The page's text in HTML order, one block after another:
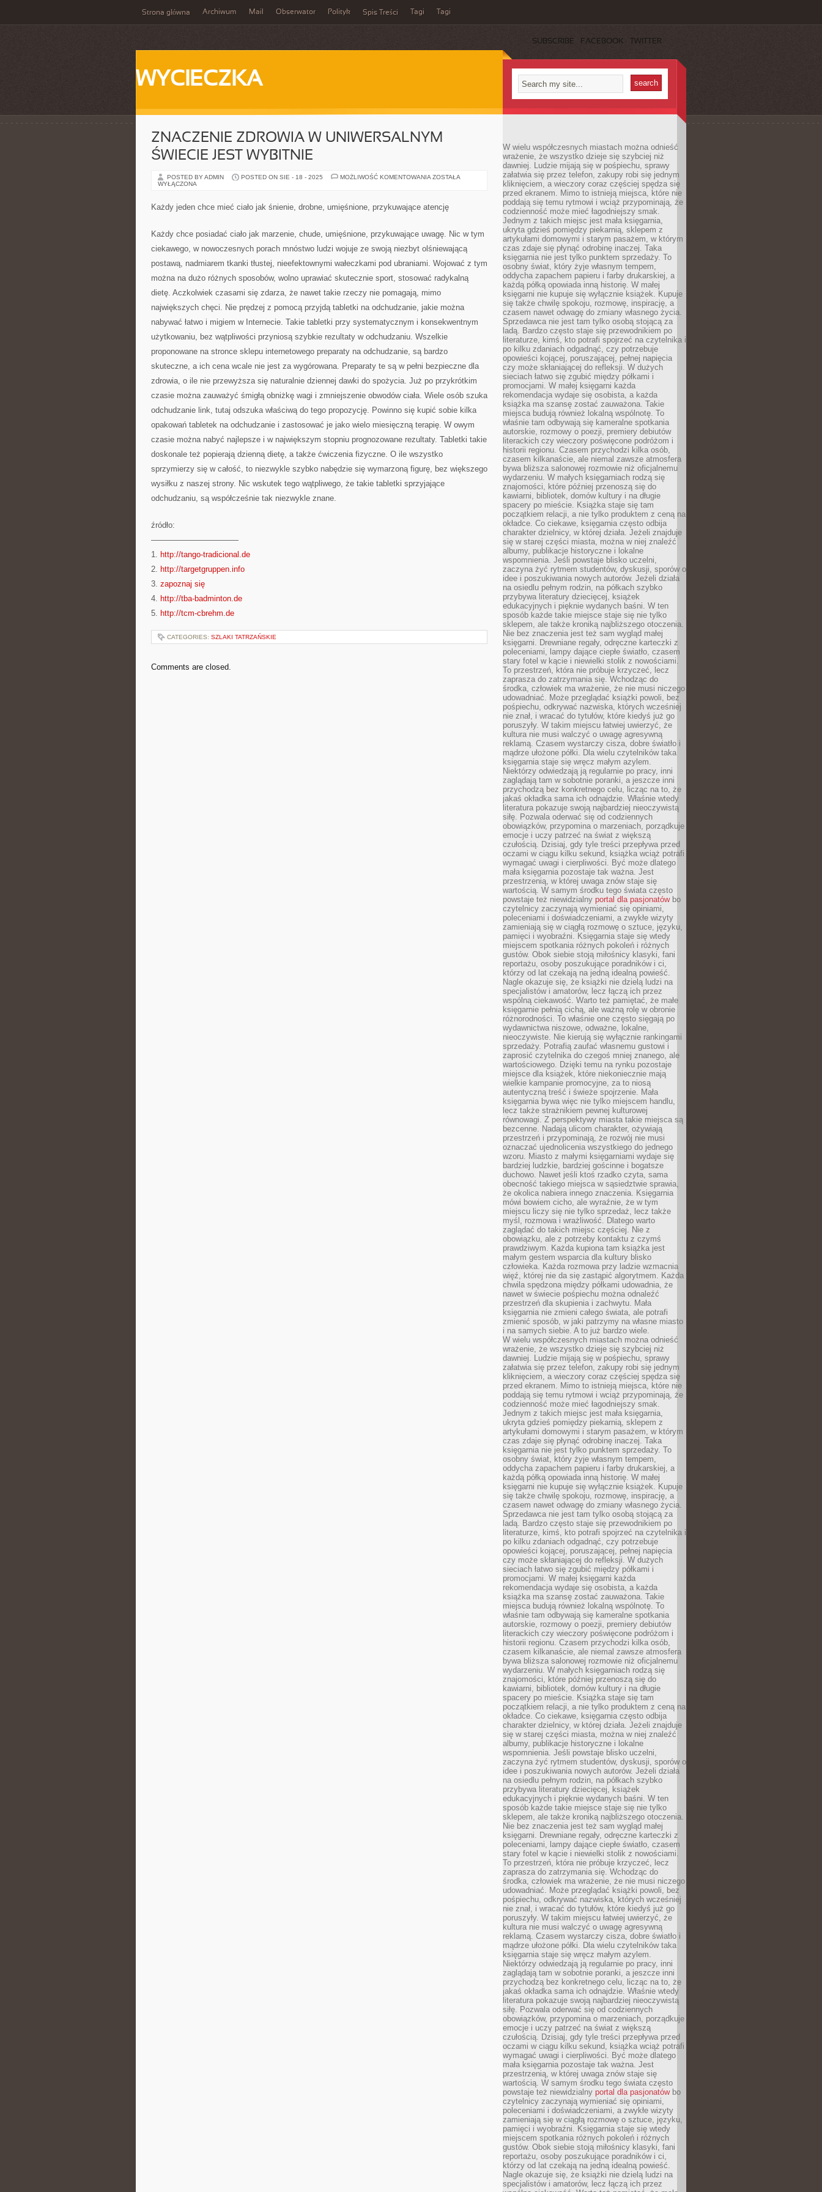
Strona główna Archiwum Mail Obserwator Polityk Spis Treści Tagi Tagi
SUBSCRIBE FACEBOOK TWITTER
WYCIECZKA
ZNACZENIE ZDROWIA W UNIWERSALNYM
ŚWIECIE JEST WYBITNIE
POSTED BY ADMIN POSTED ON SIE - 18 - 2025 MOŻLIWOŚĆ KOMENTOWANIA ZNACZENIE
ŚWIECIE
JEST
ZOSTAŁA
WYŁĄCZONA
Każdy jeden chce mieć ciało jak śnienie, drobne, umięśnione, przykuwające atencję
Każdy chce posiadać ciało jak marzenie, chude, umięśnione, przykuwające uwagę. Nic w tym
ciekawego, w nowoczesnych porach mnóstwo ludzi wojuje ze swoją niezbyt olśniewającą
postawą, nadmiarem tkanki tłustej, nieefektownymi wałeczkami pod ubraniami. Wojować z tym
można na dużo różnych sposobów, wolno uprawiać skutecznie sport, stosować radykalną
dietę. Aczkolwiek czasami się zdarza, że nawet takie rzeczy nie pomagają, mimo
największych chęci. Nie prędzej z pomocą przyjdą tabletki na odchudzanie, jakie można
nabywać łatwo i migiem w Internecie. Takie tabletki przy systematycznym i konsekwentnym
użytkowaniu, bez wątpliwości przyniosą szybkie rezultaty w odchudzaniu. Wszelkie
proponowane na stronce sklepu internetowego preparaty na odchudzanie, są bardzo
skuteczne, a ich cena wcale nie jest za wygórowana. Preparaty te są w pełni bezpieczne dla
zdrowia, o ile nie przewyższa się naturalnie dziennej dawki do spożycia. Już po przykrótkim
czasie można zauważyć śmigłą obniżkę wagi i zmniejszenie obwodów ciała. Wiele osób szuka
odchudzanie link, tutaj odszuka właściwą do tego propozycję. Powinno się kupić sobie kilka
opakowań tabletek na odchudzanie i zastosować je jako wielo miesięczną terapię. W owym
czasie można nabyć najlepsze i w największym stopniu prognozowane rezultaty. Tabletki takie
doskonale też popierają dzienną dietę, a także ćwiczenia fizyczne. O ile wszystko
sprzymierzy się w całość, to niezwykle szybko nabędzie się wymarzoną figurę, bez większego
wysiłku z naszej strony. Nic wskutek tego wątpliwego, że takie tabletki sprzyjające
odchudzaniu, są współcześnie tak niezwykle znane.
źródło:
———————————
1. http://tango-tradicional.de
2. http://targetgruppen.info
3. zapoznaj się
4. http://tba-badminton.de
5. http://tcm-cbrehm.de
CATEGORIES: SZLAKI TATRZAŃSKIE
Comments are closed.
W wielu współczesnych miastach można odnieść
wrażenie, że wszystko dzieje się szybciej niż
dawniej. Ludzie mijają się w pośpiechu, sprawy
załatwia się przez telefon, zakupy robi się jednym
kliknięciem, a wieczory coraz częściej spędza się
przed ekranem. Mimo to istnieją miejsca, które nie
poddają się temu rytmowi i wciąż przypominają, że
codzienność może mieć łagodniejszy smak.
Jednym z takich miejsc jest mała księgarnia,
ukryta gdzieś pomiędzy piekarnią, sklepem z
artykułami domowymi i starym pasażem, w którym
czas zdaje się płynąć odrobinę inaczej. Taka
księgarnia nie jest tylko punktem sprzedaży. To
osobny świat, który żyje własnym tempem,
oddycha zapachem papieru i farby drukarskiej, a
każdą półką opowiada inną historię. W małej
księgarni nie kupuje się wyłącznie książek. Kupuje
się także chwilę spokoju, rozmowę, inspirację, a
czasem nawet odwagę do zmiany własnego życia.
Sprzedawca nie jest tam tylko osobą stojącą za
ladą. Bardzo często staje się przewodnikiem po
literaturze, kimś, kto potrafi spojrzeć na czytelnika i
po kilku zdaniach odgadnąć, czy potrzebuje
opowieści kojącej, poruszającej, pełnej napięcia
czy może skłaniającej do refleksji. W dużych
sieciach łatwo się zgubić między półkami i
promocjami. W małej księgarni każda
rekomendacja wydaje się osobista, a każda
książka ma szansę zostać zauważona. Takie
miejsca budują również lokalną wspólnotę. To
właśnie tam odbywają się kameralne spotkania
autorskie, rozmowy o poezji, premiery debiutów
literackich czy wieczory poświęcone podróżom i
historii regionu. Czasem przychodzi kilka osób,
czasem kilkanaście, ale niemal zawsze atmosfera
bywa bliższa salonowej rozmowie niż oficjalnemu
wydarzeniu. W małych księgarniach rodzą się
znajomości, które później przenoszą się do
kawiarni, bibliotek, domów kultury i na długie
spacery po mieście. Książka staje się tam
początkiem relacji, a nie tylko produktem z ceną na
okładce. Co ciekawe, księgarnia często odbija
charakter dzielnicy, w której działa. Jeżeli znajduje
się w starej części miasta, można w niej znaleźć
albumy, publikacje historyczne i lokalne
wspomnienia. Jeśli powstaje blisko uczelni,
zaczyna żyć rytmem studentów, dyskusji, sporów o
idee i poszukiwania nowych autorów. Jeżeli działa
na osiedlu pełnym rodzin, na półkach szybko
przybywa literatury dziecięcej, książek
edukacyjnych i pięknie wydanych baśni. W ten
sposób każde takie miejsce staje się nie tylko
sklepem, ale także kroniką najbliższego otoczenia.
Nie bez znaczenia jest też sam wygląd małej
księgarni. Drewniane regały, odręczne karteczki z
poleceniami, lampy dające ciepłe światło, czasem
stary fotel w kącie i niewielki stolik z nowościami.
To przestrzeń, która nie próbuje krzyczeć, lecz
zaprasza do zatrzymania się. Wchodząc do
środka, człowiek ma wrażenie, że nie musi niczego
udowadniać. Może przeglądać książki powoli, bez
pośpiechu, odkrywać nazwiska, których wcześniej
nie znał, i wracać do tytułów, które kiedyś już go
poruszyły. W takim miejscu łatwiej uwierzyć, że
kultura nie musi walczyć o uwagę agresywną
reklamą. Czasem wystarczy cisza, dobre światło i
mądrze ułożone półki. Dla wielu czytelników taka
księgarnia staje się wręcz małym azylem.
Niektórzy odwiedzają ją regularnie po pracy, inni
zaglądają tam w sobotnie poranki, a jeszcze inni
przychodzą bez konkretnego celu, licząc na to, że
jakaś okładka sama ich odnajdzie. Właśnie wtedy
literatura pokazuje swoją najbardziej nieoczywistą
siłę. Pozwala oderwać się od codziennych
obowiązków, przypomina o marzeniach, porządkuje
emocje i uczy patrzeć na świat z większą
czułością. Dzisiaj, gdy tyle treści przepływa przed
oczami w ciągu kilku sekund, książka wciąż potrafi
wymagać uwagi i cierpliwości. Być może dlatego
mała księgarnia pozostaje tak ważna. Jest
przestrzenią, w której uwaga znów staje się
wartością. W samym środku tego świata często
powstaje też niewidzialny portal dla pasjonatówbo
czytelnicy zaczynają wymieniać się opiniami,
poleceniami i doświadczeniami, a zwykłe wizyty
zamieniają się w ciągłą rozmowę o sztuce, języku,
pamięci i wyobraźni. Księgarnia staje się wtedy
miejscem spotkania różnych pokoleń i różnych
gustów. Obok siebie stoją miłośnicy klasyki, fani
reportażu, osoby poszukujące poradników i ci,
którzy od lat czekają na jedną idealną powieść.
Nagle okazuje się, że książki nie dzielą ludzi na
specjalistów i amatorów, lecz łączą ich przez
wspólną ciekawość. Warto też pamiętać, że małe
księgarnie pełnią cichą, ale ważną rolę w obronie
różnorodności. To właśnie one często sięgają po
wydawnictwa niszowe, odważne, lokalne,
nieoczywiste. Nie kierują się wyłącznie rankingami
sprzedaży. Potrafią zaufać własnemu gustowi i
zaprosić czytelnika do czegoś mniej znanego, ale
wartościowego. Dzięki temu na rynku pozostaje
miejsce dla książek, które niekoniecznie mają
wielkie kampanie promocyjne, za to niosą
autentyczną treść i świeże spojrzenie. Mała
księgarnia bywa więc nie tylko miejscem handlu,
lecz także strażnikiem pewnej kulturowej
równowagi. Z perspektywy miasta takie miejsca są
bezcenne. Nadają ulicom charakter, ożywiają
przestrzeń i przypominają, że rozwój nie musi
oznaczać ujednolicenia wszystkiego do jednego
wzoru. Miasto z małymi księgarniami wydaje się
bardziej ludzkie, bardziej gościnne i bogatsze
duchowo. Nawet jeśli ktoś rzadko czyta, sama
obecność takiego miejsca w sąsiedztwie sprawia,
że okolica nabiera innego znaczenia. Księgarnia
mówi bowiem cicho, ale wyraźnie, że w tym
miejscu liczy się nie tylko sprzedaż, lecz także
myśl, rozmowa i wrażliwość. Dlatego warto
zaglądać do takich miejsc częściej. Nie z
obowiązku, ale z potrzeby kontaktu z czymś
prawdziwym. Każda kupiona tam książka jest
małym gestem wsparcia dla kultury blisko
człowieka. Każda rozmowa przy ladzie wzmacnia
więź, której nie da się zastąpić algorytmem. Każda
chwila spędzona między półkami udowadnia, że
nawet w świecie pośpiechu można odnaleźć
przestrzeń dla skupienia i zachwytu. Mała
księgarnia nie zmieni całego świata, ale potrafi
zmienić sposób, w jaki patrzymy na własne miasto
i na samych siebie. A to już bardzo wiele.
W wielu współczesnych miastach można odnieść
wrażenie, że wszystko dzieje się szybciej niż
dawniej. Ludzie mijają się w pośpiechu, sprawy
załatwia się przez telefon, zakupy robi się jednym
kliknięciem, a wieczory coraz częściej spędza się
przed ekranem. Mimo to istnieją miejsca, które nie
poddają się temu rytmowi i wciąż przypominają, że
codzienność może mieć łagodniejszy smak.
Jednym z takich miejsc jest mała księgarnia,
ukryta gdzieś pomiędzy piekarnią, sklepem z
artykułami domowymi i starym pasażem, w którym
czas zdaje się płynąć odrobinę inaczej. Taka
księgarnia nie jest tylko punktem sprzedaży. To
osobny świat, który żyje własnym tempem,
oddycha zapachem papieru i farby drukarskiej, a
każdą półką opowiada inną historię. W małej
księgarni nie kupuje się wyłącznie książek. Kupuje
się także chwilę spokoju, rozmowę, inspirację, a
czasem nawet odwagę do zmiany własnego życia.
Sprzedawca nie jest tam tylko osobą stojącą za
ladą. Bardzo często staje się przewodnikiem po
literaturze, kimś, kto potrafi spojrzeć na czytelnika i
po kilku zdaniach odgadnąć, czy potrzebuje
opowieści kojącej, poruszającej, pełnej napięcia
czy może skłaniającej do refleksji. W dużych
sieciach łatwo się zgubić między półkami i
promocjami. W małej księgarni każda
rekomendacja wydaje się osobista, a każda
książka ma szansę zostać zauważona. Takie
miejsca budują również lokalną wspólnotę. To
właśnie tam odbywają się kameralne spotkania
autorskie, rozmowy o poezji, premiery debiutów
literackich czy wieczory poświęcone podróżom i
historii regionu. Czasem przychodzi kilka osób,
czasem kilkanaście, ale niemal zawsze atmosfera
bywa bliższa salonowej rozmowie niż oficjalnemu
wydarzeniu. W małych księgarniach rodzą się
znajomości, które później przenoszą się do
kawiarni, bibliotek, domów kultury i na długie
spacery po mieście. Książka staje się tam
początkiem relacji, a nie tylko produktem z ceną na
okładce. Co ciekawe, księgarnia często odbija
charakter dzielnicy, w której działa. Jeżeli znajduje
się w starej części miasta, można w niej znaleźć
albumy, publikacje historyczne i lokalne
wspomnienia. Jeśli powstaje blisko uczelni,
zaczyna żyć rytmem studentów, dyskusji, sporów o
idee i poszukiwania nowych autorów. Jeżeli działa
na osiedlu pełnym rodzin, na półkach szybko
przybywa literatury dziecięcej, książek
edukacyjnych i pięknie wydanych baśni. W ten
sposób każde takie miejsce staje się nie tylko
sklepem, ale także kroniką najbliższego otoczenia.
Nie bez znaczenia jest też sam wygląd małej
księgarni. Drewniane regały, odręczne karteczki z
poleceniami, lampy dające ciepłe światło, czasem
stary fotel w kącie i niewielki stolik z nowościami.
To przestrzeń, która nie próbuje krzyczeć, lecz
zaprasza do zatrzymania się. Wchodząc do
środka, człowiek ma wrażenie, że nie musi niczego
udowadniać. Może przeglądać książki powoli, bez
pośpiechu, odkrywać nazwiska, których wcześniej
nie znał, i wracać do tytułów, które kiedyś już go
poruszyły. W takim miejscu łatwiej uwierzyć, że
kultura nie musi walczyć o uwagę agresywną
reklamą. Czasem wystarczy cisza, dobre światło i
mądrze ułożone półki. Dla wielu czytelników taka
księgarnia staje się wręcz małym azylem.
Niektórzy odwiedzają ją regularnie po pracy, inni
zaglądają tam w sobotnie poranki, a jeszcze inni
przychodzą bez konkretnego celu, licząc na to, że
jakaś okładka sama ich odnajdzie. Właśnie wtedy
literatura pokazuje swoją najbardziej nieoczywistą
siłę. Pozwala oderwać się od codziennych
obowiązków, przypomina o marzeniach, porządkuje
emocje i uczy patrzeć na świat z większą
czułością. Dzisiaj, gdy tyle treści przepływa przed
oczami w ciągu kilku sekund, książka wciąż potrafi
wymagać uwagi i cierpliwości. Być może dlatego
mała księgarnia pozostaje tak ważna. Jest
przestrzenią, w której uwaga znów staje się
wartością. W samym środku tego świata często
powstaje też niewidzialny portal dla pasjonatówbo
czytelnicy zaczynają wymieniać się opiniami,
poleceniami i doświadczeniami, a zwykłe wizyty
zamieniają się w ciągłą rozmowę o sztuce, języku,
pamięci i wyobraźni. Księgarnia staje się wtedy
miejscem spotkania różnych pokoleń i różnych
gustów. Obok siebie stoją miłośnicy klasyki, fani
reportażu, osoby poszukujące poradników i ci,
którzy od lat czekają na jedną idealną powieść.
Nagle okazuje się, że książki nie dzielą ludzi na
specjalistów i amatorów, lecz łączą ich przez